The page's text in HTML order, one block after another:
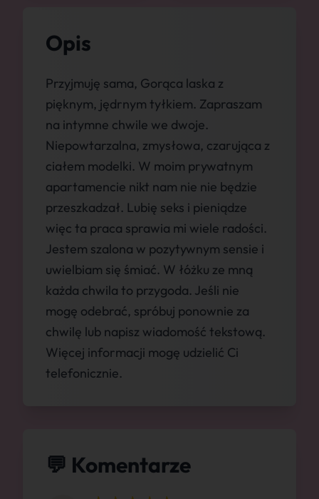
Opis
Przyjmuję sama, Gorąca laska z
pięknym, jędrnym tyłkiem. Zapraszam
na intymne chwile we dwoje.
Niepowtarzalna, zmysłowa, czarująca z
ciałem modelki. W moim prywatnym
apartamencie nikt nam nie nie będzie
przeszkadzał. Lubię seks i pieniądze
więc ta praca sprawia mi wiele radości.
Jestem szalona w pozytywnym sensie i
uwielbiam się śmiać. W łóżku ze mną
każda chwila to przygoda. Jeśli nie
mogę odebrać, spróbuj ponownie za
chwilę lub napisz wiadomość tekstową.
Więcej informacji mogę udzielić Ci
telefonicznie.
💬 Komentarze